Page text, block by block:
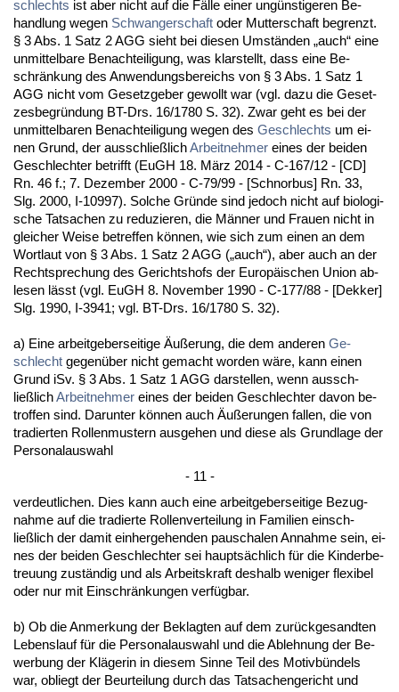
schlechts ist aber nicht auf die Fälle ei­ner ungüns­ti­ge­ren Be­
hand­lung we­gen Schwan­ger­schaft oder Mut­ter­schaft be­grenzt.
§ 3 Abs. 1 Satz 2 AGG sieht bei die­sen Umständen „auch“ ei­ne
un­mit­tel­ba­re Be­nach­tei­li­gung, was klar­stellt, dass ei­ne Be­
schränkung des An­wen­dungs­be­reichs von § 3 Abs. 1 Satz 1
AGG nicht vom Ge­setz­ge­ber ge­wollt war (vgl. da­zu die Ge­set­
zes­be­gründung BT-Drs. 16/1780 S. 32). Zwar geht es bei der
un­mit­tel­ba­ren Be­nach­tei­li­gung we­gen des Ge­schlechts um ei­
nen Grund, der aus­sch­ließlichAr­beit­neh­mer ei­nes der bei­den
Ge­schlech­ter be­trifft (EuGH 18. März 2014 - C-167/12 - [CD]
Rn. 46 f.; 7. De­zem­ber 2000 - C-79/99 - [Schnor­bus] Rn. 33,
Slg. 2000, I-10997). Sol­che Gründe sind je­doch nicht auf bio­lo­gi­
sche Tat­sa­chen zu re­du­zie­ren, die Männer und Frau­en nicht in
glei­cher Wei­se be­tref­fen können, wie sich zum ei­nen an dem
Wort­laut von § 3 Abs. 1 Satz 2 AGG („auch“), aber auch an der
Recht­spre­chung des Ge­richts­hofs der Eu­ropäischen Uni­on ab­
le­sen lässt (vgl. EuGH 8. No­vem­ber 1990 - C-177/88 - [Dek­ker]
Slg. 1990, I-3941; vgl. BT-Drs. 16/1780 S. 32).
a) Ei­ne ar­beit­ge­ber­sei­ti­ge Äußerung, die dem an­de­ren Ge­
schlecht ge­genüber nicht ge­macht wor­den wäre, kann ei­nen
Grund iSv. § 3 Abs. 1 Satz 1 AGG dar­stel­len, wenn aus­sch­
ließlichAr­beit­neh­mer ei­nes der bei­den Ge­schlech­ter da­von be­
trof­fen sind. Dar­un­ter können auch Äußerun­gen fal­len, die von
tra­dier­ten Rol­len­mus­tern aus­ge­hen und die­se als Grund­la­ge der
Per­so­nal­aus­wahl
- 11 -
ver­deut­li­chen. Dies kann auch ei­ne ar­beit­ge­ber­sei­ti­ge Be­zug­
nah­me auf die tra­dier­te Rol­len­ver­tei­lung in Fa­mi­li­en ein­sch­
ließlich der da­mit ein­her­ge­hen­den pau­scha­len An­nah­me sein, ei­
nes der bei­den Ge­schlech­ter sei hauptsächlich für die Kin­der­be­
treu­ung zuständig und als Ar­beits­kraft des­halb we­ni­ger fle­xi­bel
oder nur mit Ein­schränkun­gen verfügbar.
b) Ob die An­mer­kung der Be­klag­ten auf dem zurück­ge­sand­ten
Le­bens­lauf für die Per­so­nal­aus­wahl und die Ab­leh­nung der Be­
wer­bung der Kläge­rin in die­sem Sin­ne Teil des Mo­tivbündels
war, ob­liegt der Be­ur­tei­lung durch das Tat­sa­chen­ge­richt und